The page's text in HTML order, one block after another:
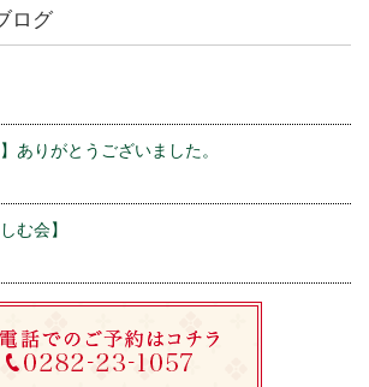
ログ
ありがとうございました。
む会】